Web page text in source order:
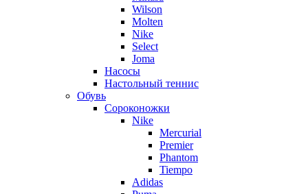
Wilson
Molten
Nike
Select
Joma
Насосы
Настольный теннис
Обувь
Сороконожки
Nike
Mercurial
Premier
Phantom
Tiempo
Adidas